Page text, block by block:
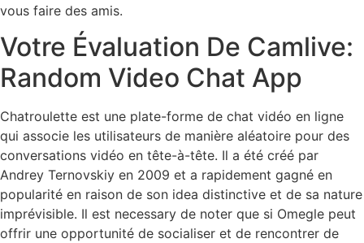
vous faire des amis.
Votre Évaluation De Camlive:
Random Video Chat App
Chatroulette est une plate-forme de chat vidéo en ligne
qui associe les utilisateurs de manière aléatoire pour des
conversations vidéo en tête-à-tête. Il a été créé par
Andrey Ternovskiy en 2009 et a rapidement gagné en
popularité en raison de son idea distinctive et de sa nature
imprévisible. Il est necessary de noter que si Omegle peut
offrir une opportunité de socialiser et de rencontrer de